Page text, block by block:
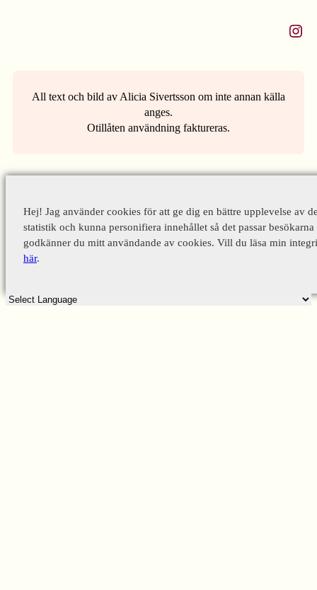
Instagram
All text och bild av Alicia Sivertsson om inte annan källa
anges.
Otillåten användning faktureras.
Hej! Jag använder cookies för att ge dig en bättre upplevelse av
statistik och kunna personifiera innehållet så det passar
godkänner du mitt användande av cookies. Vill du läsa min
här.